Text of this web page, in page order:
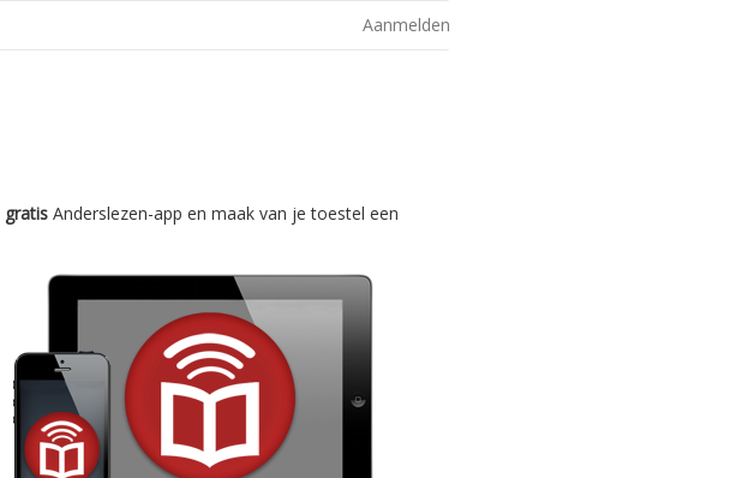
Aanmelden
gratis Anderslezen-app en maak van je toestel een